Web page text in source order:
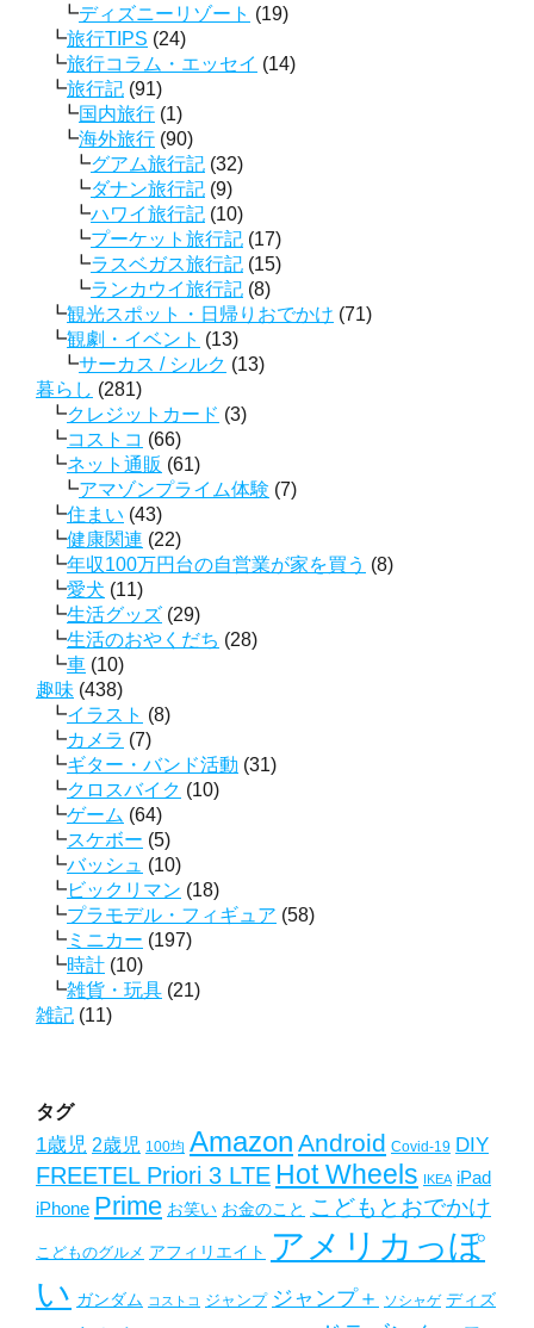
ディズニーリゾート (19)
旅行TIPS (24)
旅行コラム・エッセイ (14)
旅行記 (91)
国内旅行 (1)
海外旅行 (90)
グアム旅行記 (32)
ダナン旅行記 (9)
ハワイ旅行記 (10)
プーケット旅行記 (17)
ラスベガス旅行記 (15)
ランカウイ旅行記 (8)
観光スポット・日帰りおでかけ (71)
観劇・イベント (13)
サーカス / シルク (13)
暮らし (281)
クレジットカード (3)
コストコ (66)
ネット通販 (61)
アマゾンプライム体験 (7)
住まい (43)
健康関連 (22)
年収100万円台の自営業が家を買う (8)
愛犬 (11)
生活グッズ (29)
生活のおやくだち (28)
車 (10)
趣味 (438)
イラスト (8)
カメラ (7)
ギター・バンド活動 (31)
クロスバイク (10)
ゲーム (64)
スケボー (5)
バッシュ (10)
ビックリマン (18)
プラモデル・フィギュア (58)
ミニカー (197)
時計 (10)
雑貨・玩具 (21)
雑記 (11)
タグ
1歳児 2歳児 100均 Amazon Android Covid-19 DIY
FREETEL Priori 3 LTE Hot Wheels IKEA iPad
iPhone Prime お笑い お金のこと こどもとおでかけ
こどものグルメ アフィリエイト
アメリカっぽ
い ガンダム コストコ ジャンプ ジャンプ＋ ソシャゲ ディズ